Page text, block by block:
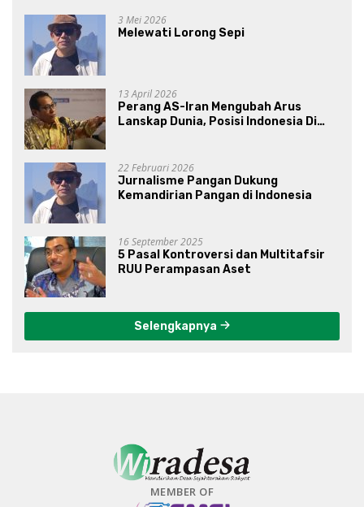
3 Mei 2026
Melewati Lorong Sepi
13 April 2026
Perang AS-Iran Mengubah Arus
Lanskap Dunia, Posisi Indonesia Di
22 Februari 2026
Jurnalisme Pangan Dukung
Kemandirian Pangan di Indonesia
16 September 2025
5 Pasal Kontroversi dan Multitafsir
RUU Perampasan Aset
Selengkapnya
MEMBER OF